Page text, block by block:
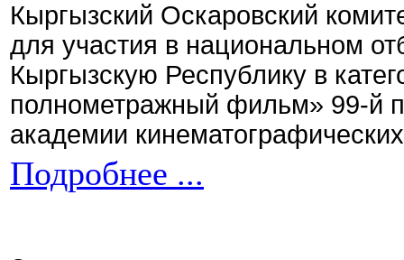
Кыргызский Оскаровский
для участия в национальном
Кыргызскую Республику в
полнометражный фильм» 99-й
академии
Подробнее ...